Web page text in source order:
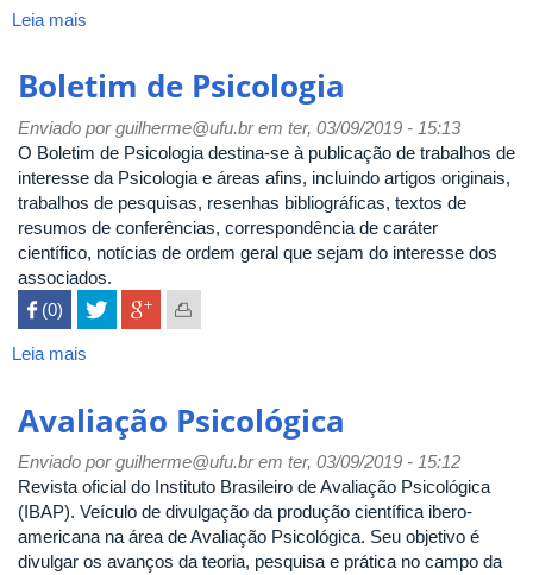
Leia mais
de
Pesquisa
Boletim de Psicologia
Enviado porguilherme@ufu.brem ter, 03/09/2019 - 15:13
O Boletim de Psicologia destina-se à publicação de trabalhos de
interesse da Psicologia e áreas afins, incluindo artigos originais,
trabalhos de pesquisas, resenhas bibliográficas, textos de
resumos de conferências, correspondência de caráter
científico, notícias de ordem geral que sejam do interesse dos
associados.
 (0)
Leia mais
Psicologia
Avaliação Psicológica
Enviado porguilherme@ufu.brem ter, 03/09/2019 - 15:12
Revista oficial do Instituto Brasileiro de Avaliação Psicológica
(IBAP). Veículo de divulgação da produção científica ibero-
americana na área de Avaliação Psicológica. Seu objetivo é
divulgar os avanços da teoria, pesquisa e prática no campo da